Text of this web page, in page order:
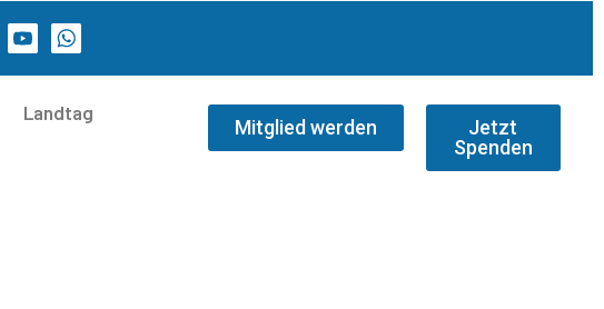
Landtag
Mitglied werden
Jetzt
Spenden